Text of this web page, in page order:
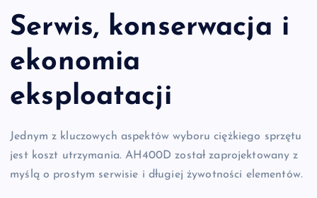
Serwis, konserwacja i
ekonomia
eksploatacji
Jednym z kluczowych aspektów wyboru ciężkiego sprzętu
jest koszt utrzymania. AH400D został zaprojektowany z
myślą o prostym serwisie i długiej żywotności elementów.